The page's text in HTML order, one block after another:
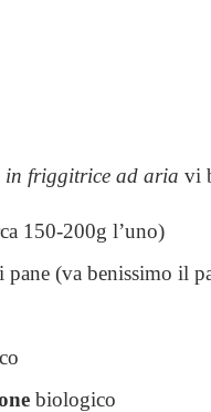
in friggitrice ad aria vi
150-200g l’uno)
pane (va benissimo il
biologico